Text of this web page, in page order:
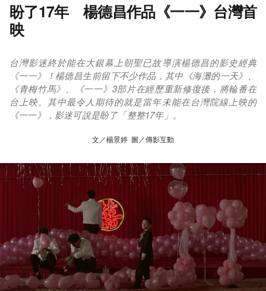
盼了17年 楊德昌作品《一一》台灣首
映
台灣影迷終於能在大銀幕上朝聖已故導演楊德昌的影史經典
《一一》！楊德昌生前留下不少作品，其中《海灘的一天》、
《青梅竹馬》、《一一》3部片在經歷重新修復後，將輪番在
台上映。其中最令人期待的就是當年未能在台灣院線上映的
《一一》，影迷可說是盼了「整整17年」。
文／楊景婷 圖／傳影互動